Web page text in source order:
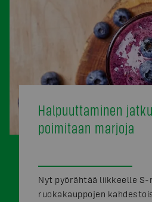
Halpuuttaminen
poimitaan marjoja
Nyt pyörähtää liikkeelle S-
ruokakauppojen